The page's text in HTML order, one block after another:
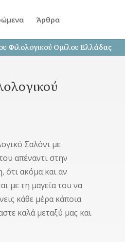
Άρθρα
Φιλολογικού Ομίλου Ελλάδας
Σαλόνι με
απέναντι στην
ότι ακόμα και αν
με τη μαγεία του να
κάθε μέρα κάποια
καλά μεταξύ μας και